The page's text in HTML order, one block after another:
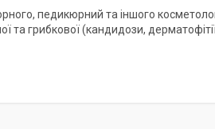
педикюрний та іншого
та грибкової (кандидози,